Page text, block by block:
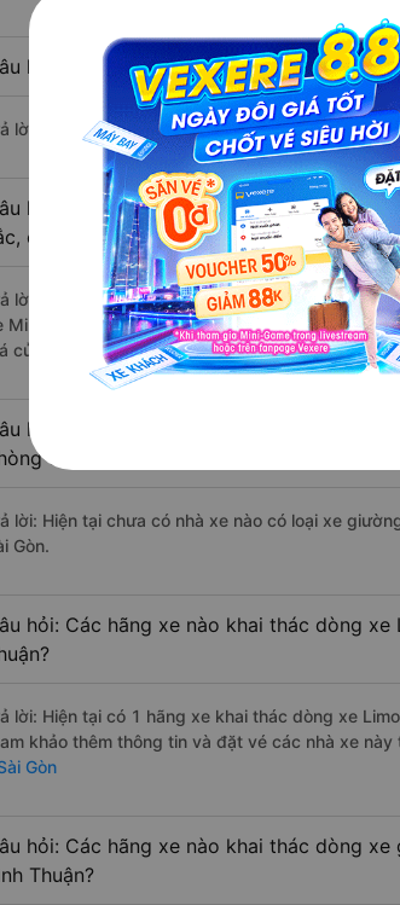
hỏi: Nhà xe đi Quận 2 - Sài Gòn từ
lời: Chuyến xe có giờ xuất phát trễ (muộn)
hỏi: Review xe đi Quận 2 - Sài Gòn từ
cao cấp nhất?
lời: Những hãng xe đi Phan Rí - Bình Thuận
Minh Nghĩa đi Quận 2 - Sài Gòn từ Phan Rí -
của khách hàng).
hỏi: Có loại xe Phan Rí - Bình Thuận
đôi không?
lời: Hiện tại chưa có nhà xe nào có loại xe
Gòn.
hỏi: Các hãng xe nào khai thác dòng
lời: Hiện tại có 1 hãng xe khai thác dòng xe
khảo thêm thông tin và đặt vé các nhà xe này
Gòn
hỏi: Các hãng xe nào khai thác dòng
Thuận?